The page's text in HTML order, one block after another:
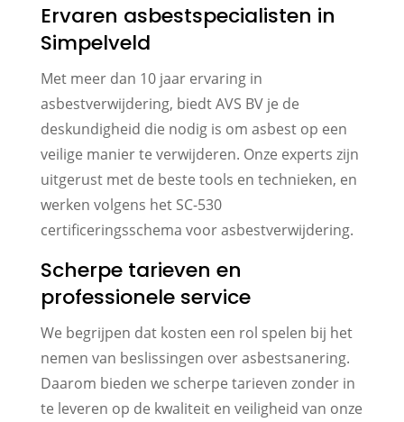
Ervaren asbestspecialisten in
Simpelveld
Met meer dan 10 jaar ervaring in
asbestverwijdering, biedt AVS BV je de
deskundigheid die nodig is om asbest op een
veilige manier te verwijderen. Onze experts zijn
uitgerust met de beste tools en technieken, en
werken volgens het SC-530
certificeringsschema voor asbestverwijdering.
Scherpe tarieven en
professionele service
We begrijpen dat kosten een rol spelen bij het
nemen van beslissingen over asbestsanering.
Daarom bieden we scherpe tarieven zonder in
te leveren op de kwaliteit en veiligheid van onze